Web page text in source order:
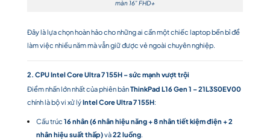
màn 16” FHD+
Đây là lựa chọn hoàn hảo cho những ai cần một chiếc laptop bền bỉ để
làm việc nhiều năm mà vẫn giữ được vẻ ngoài chuyên nghiệp.
2. CPU Intel Core Ultra 7 155H – sức mạnh vượt trội
Điểm nhấn lớn nhất của phiên bảnThinkPad L16 Gen 1 – 21L3S0EV00
chính là bộ vi xử lýIntel Core Ultra 7 155H:
Cấu trúc 16 nhân (6 nhân hiệu năng + 8 nhân tiết kiệm điện + 2
nhân hiệu suất thấp)và22 luồng.